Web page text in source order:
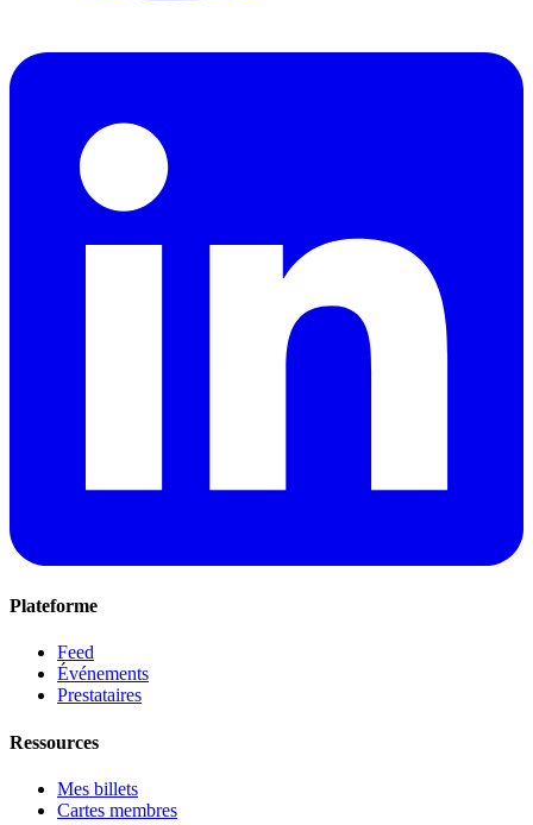
Plateforme
Feed
Événements
Prestataires
Ressources
Mes billets
Cartes membres